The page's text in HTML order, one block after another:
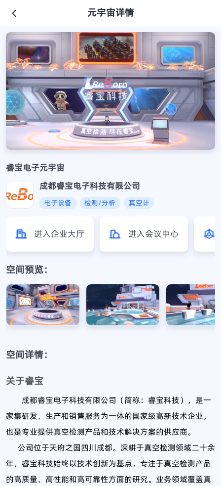
元宇宙详情
睿宝电子元宇宙
成都睿宝电子科技有限公司
电子设备 检测/分析 真空计
进入企业大厅 进入会议中心
空间预览：
空间详情：
关于睿宝
成都睿宝电子科技有限公司（简称：睿宝科技），是一
家集研发、生产和销售服务为一体的国家级高新技术企业，
也是专业提供真空检测产品和技术解决方案的供应商。
公司位于天府之国四川成都。深耕于真空检测领域二十余
年，睿宝科技始终以技术创新为基点，专注于真空检测产品
的高质量、高性能和高可靠性方面的研究。业务领域覆盖真